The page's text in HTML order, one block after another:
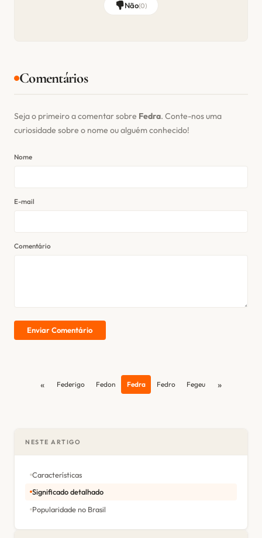
Não(0)
Comentários
Seja o primeiro a comentar sobre Fedra. Conte-nos uma
curiosidade sobre o nome ou alguém conhecido!
Nome
E-mail
Comentário
Enviar Comentário
« Federigo Fedon Fedra Fedro Fegeu »
NESTE ARTIGO
Características
Significado detalhado
Popularidade no Brasil